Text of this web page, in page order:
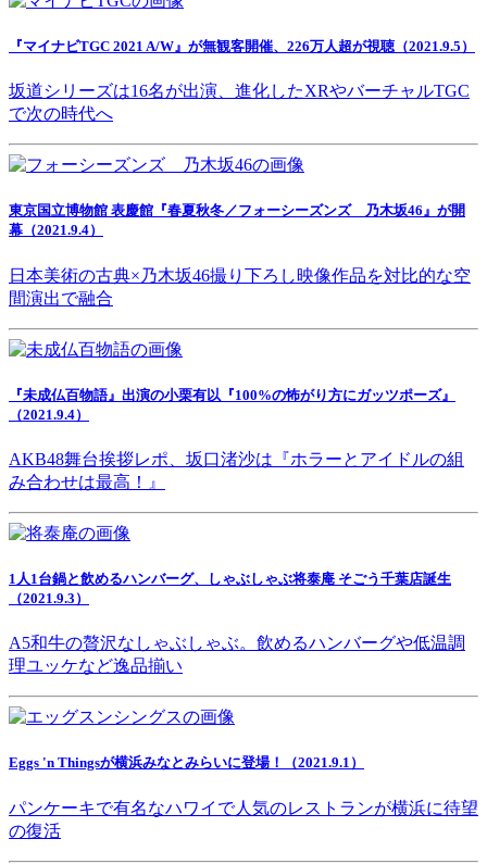
『マイナビTGC 2021 A/W』が無観客開催、226万人超が視聴（2021.9.5）
坂道シリーズは16名が出演、進化したXRやバーチャルTGC
で次の時代へ
東京国立博物館 表慶館『春夏秋冬／フォーシーズンズ 乃木坂46』が開
幕（2021.9.4）
日本美術の古典×乃木坂46撮り下ろし映像作品を対比的な空
間演出で融合
『未成仏百物語』出演の小栗有以『100%の怖がり方にガッツポーズ』
（2021.9.4）
AKB48舞台挨拶レポ、坂口渚沙は『ホラーとアイドルの組
み合わせは最高！』
1人1台鍋と飲めるハンバーグ、しゃぶしゃぶ将泰庵 そごう千葉店誕生
（2021.9.3）
A5和牛の贅沢なしゃぶしゃぶ。飲めるハンバーグや低温調
理ユッケなど逸品揃い
Eggs 'n Thingsが横浜みなとみらいに登場！（2021.9.1）
パンケーキで有名なハワイで人気のレストランが横浜に待望
の復活